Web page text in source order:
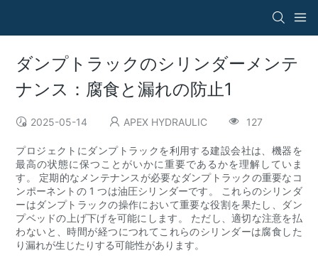
ダンプトラックのシリンダーメンテ
ナンス：腐食と漏れの防止1
2025-05-14 APEX HYDRAULIC 127
プロジェクトにダンプトラックを利用する建設会社は、機器を
最高の状態に保つことがいかに重要であるかを理解していま
す。 定期的なメンテナンスが必要なダンプトラックの重要なコ
ンポーネントの 1 つは油圧シリンダーです。 これらのシリンダ
ーはダンプトラックの操作において重要な役割を果たし、ダン
プベッドの上げ下げを可能にします。 ただし、適切な注意を払
わないと、時間が経つにつれてこれらのシリンダーは腐食した
り漏れが生じたりする可能性があります。